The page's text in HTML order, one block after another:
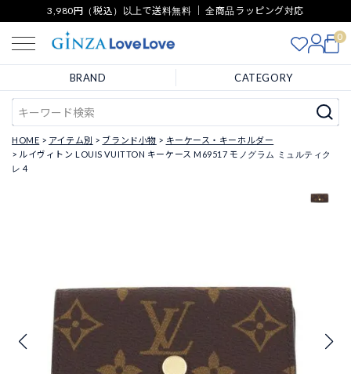
3,980円（税込）以上で送料無料 ｜ 全商品ラッピング対応
0
BRAND CATEGORY
HOME アイテム別 ブランド小物
キーケース・キーホルダー
ルイヴィトン LOUIS VUITTON キーケース M69517 モノグラム ミュルティク
レ 4